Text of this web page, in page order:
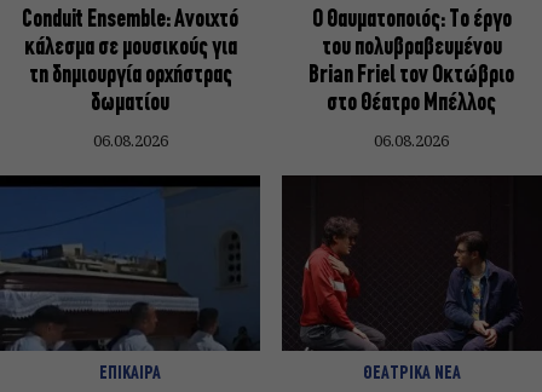
Conduit Ensemble: Ανοιχτό
κάλεσμα σε μουσικούς για
τη δημιουργία ορχήστρας
δωματίου
06.08.2026
Ο Θαυματοποιός: Το έργο
του πολυβραβευμένου
Brian Friel τον Οκτώβριο
στο Θέατρο Μπέλλος
06.08.2026
ΕΠΙΚΑΙΡΑ ΘΕΑΤΡΙΚΑ ΝΕΑ